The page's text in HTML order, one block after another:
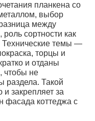
планкена со
выбор
между
сортности как
Технические темы —
торцы и
и отданы
чтобы не
раздела. Такой
закрепляет за
фасада коттеджа с